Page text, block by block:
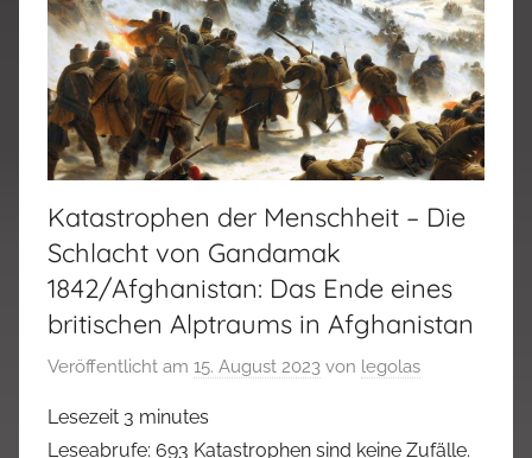
Katastrophen der Menschheit – Die
Schlacht von Gandamak
1842/Afghanistan: Das Ende eines
britischen Alptraums in Afghanistan
Veröffentlicht am 15. August 2023 von legolas
Lesezeit 3 minutes
Leseabrufe: 693 Katastrophen sind keine Zufälle.